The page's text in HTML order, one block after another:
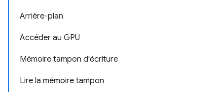
Arrière-plan
Accéder au GPU
Mémoire tampon d'écriture
Lire la mémoire tampon